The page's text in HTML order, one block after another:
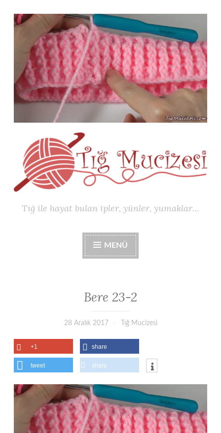
İçeriğe
Tığ ile hayat bulan ipler, yünler, yumaklar…
MENÜ
Bere 23-2
28 Aralık 2017 Tığ Mucizesi
+1 share
tweet share